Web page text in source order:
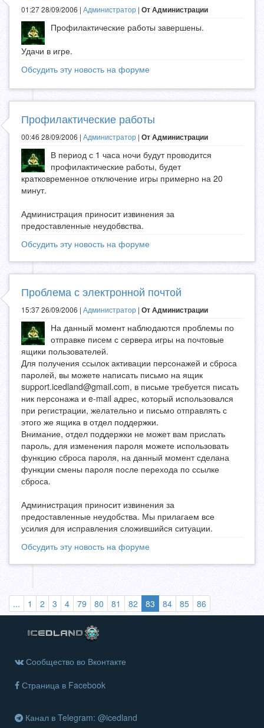
01:27 28/09/2006 | Администратор | От Администрации
Профилактические работы завершены.
Удачи в игре.
Обсудить эту новость на форуме
Профилактические работы
00:46 28/09/2006 | Администратор | От Администрации
В период с 1 часа ночи будут проводится
профилактические работы, будет
кратковременное отключение игры примерно на 20
минут.
Администрация приносит извинения за
предоставленные неудобвства.
Обсудить эту новость на форуме
Проблема с электронной почтой
15:37 26/09/2006 | Администратор | От Администрации
На данный момент наблюдаются проблемы по
отправке писем с сервера игры на почтовые
ящики пользователей.
Для получения ссылок активации персонажей и сброса
паролей, вы можете написать письмо на ящик
support.icedland@gmail.com, в письме требуется писать
ник персонажа и e-mail адрес, который использовался
при регистрации, желательно и письмо отправлять с
этого же ящика в отдел поддержки.
Внимание, отдел поддержки не может вам прислать
пароль, для изменения пароля можете использовать
функцию сброса пароля, на данный момент сделана
функции смены пароля после перехода по ссылке
сброса.
Администрация приносит извинения за
предоставленные неудобства. Мы прилагаем все
усилия для исправления сложившийся ситуации.
Обсудить эту новость на форуме
... 1 2 3 4 79 80 81 82 83 (выбранная)
84 85 86
Сообщество во Вконтакте
Страница в Facebook
Канал в Telegram: @icedland